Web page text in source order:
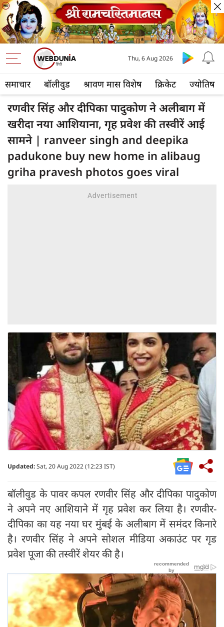
समाचार बॉलीवुड श्रावण मास विशेष क्रिकेट ज्योतिष
Thu, 6 Aug 2026
रणवीर सिंह और दीपिका पादुकोण ने अलीबाग में
खरीदा नया आशियाना, गृह प्रवेश की तस्वीरें आई
सामने | ranveer singh and deepika
padukone buy new home in alibaug
griha pravesh photos goes viral
Updated:Sat, 20 Aug 2022 (12:23 IST)
बॉलीवुड के पावर कपल रणवीर सिंह और दीपिका पादुकोण
ने अपने नए आशियाने में गृह प्रवेश कर लिया है। रणवीर-
दीपिका का यह नया घर मुंबई के अलीबाग में समंदर किनारे
है। रणवीर सिंह ने अपने सोशल मीडिया अकाउंट पर गृड
प्रवेश पूजा की तस्वीरें शेयर की है।